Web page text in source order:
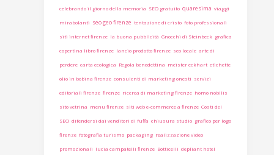
celebrando il giorno della memoria SEO gratuito quaresima viaggi
mirabolanti seo geo firenze tentazione di cristo foto professionali
siti internet firenze la buona pubblicità Gnocchi di Steinbeck grafica
copertina libro firenze lancio prodotto firenze seo locale arte di
perdere carta ecologica Regola benedettina meister eckhart etichette
olio in bobina firenze consulenti di marketing onesti servizi
editoriali firenze firenze ricerca di marketing firenze homo nobilis
sito vetrina menu firenze siti web e-commerce a firenze Costi del
SEO difendersi dai venditori di fuffa chiusura studio grafico per logo
firenze fotografia turismo packaging realizzazione video
promozionali lucia campatelli firenze Botticelli depliant hotel